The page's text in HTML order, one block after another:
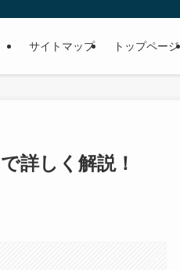
サイトマップ トップページ
詳しく解説！